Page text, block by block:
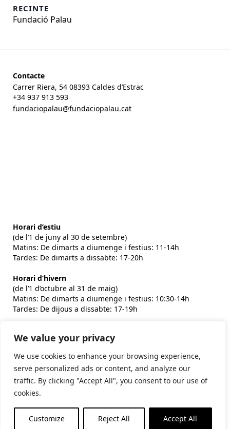
We value your privacy
We use cookies to enhance your browsing experience,
serve personalized ads or content, and analyze our
traffic. By clicking "Accept All", you consent to our use of
cookies.
Customize Reject All Accept All
RECINTE
Fundació Palau
Contacte
Carrer Riera, 54 08393 Caldes d’Estrac
+34 937 913 593
fundaciopalau@fundaciopalau.cat
Horari d’estiu
(de l’1 de juny al 30 de setembre)
Matins: De dimarts a diumenge i festius: 11-14h
Tardes: De dimarts a dissabte: 17-20h
Horari d’hivern
(de l’1 d’octubre al 31 de maig)
Matins: De dimarts a diumenge i festius: 10:30-14h
Tardes: De dijous a dissabte: 17-19h
Subscriu-te al butlletí
He llegit i accepto la politica de privacitat
Financiat per la Unió Europea - NextGenerationEU